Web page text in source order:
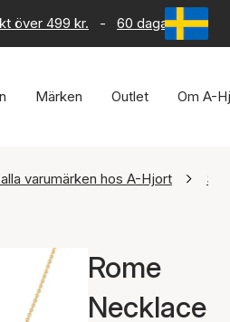
över 499 kr. - 60 dagars
Märken Outlet Om A-
varumärken hos A-Hjort Sif
Rome
Necklace